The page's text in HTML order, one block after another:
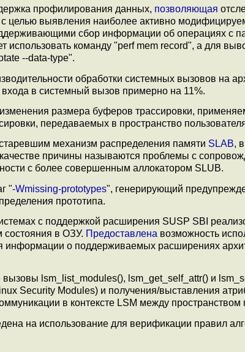
профилирования данных, позволяющая
целью выявления наиболее активно
сбор информации об операциях с
использовать команду "perf mem record", а для
--data-type".
обработки системных вызовов на
входа в системный вызов примерно на 11%.
размера буферов трассировки,
передаваемых в пространство
механизм распределения памяти SLAB,
качестве причины называются проблемы с
с более совершенным аллокатором SLUB.
"-Wmissing-prototypes", генерирующий
прототипа.
с поддержкой расширения SUSP SBI
в ОЗУ. Предоставлена возможность
информации о поддерживаемых расширениях
lsm_list_modules(), lsm_get_self_attr() и
Security Modules) и получения/выставления
в контексте LSM между
на использование для верификации правил